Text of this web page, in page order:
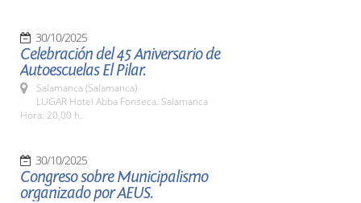
30/10/2025
Celebración del 45 Aniversario de
Autoescuelas El Pilar.
Salamanca (Salamanca)
LUGAR Hotel Abba Fonseca. Salamanca
Hora: 20,00 h.
30/10/2025
Congreso sobre Municipalismo
organizado por AEUS.